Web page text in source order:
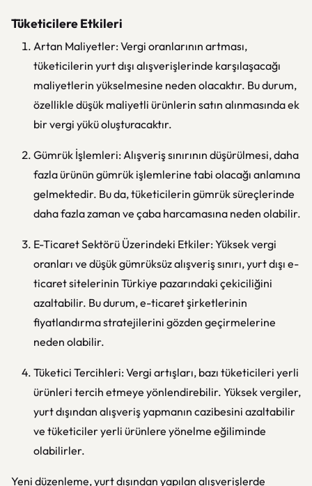
Tüketicilere Etkileri
Artan Maliyetler: Vergi oranlarının artması,
tüketicilerin yurt dışı alışverişlerinde karşılaşacağı
maliyetlerin yükselmesine neden olacaktır. Bu durum,
özellikle düşük maliyetli ürünlerin satın alınmasında ek
bir vergi yükü oluşturacaktır.
Gümrük İşlemleri: Alışveriş sınırının düşürülmesi, daha
fazla ürünün gümrük işlemlerine tabi olacağı anlamına
gelmektedir. Bu da, tüketicilerin gümrük süreçlerinde
daha fazla zaman ve çaba harcamasına neden olabilir.
E-Ticaret Sektörü Üzerindeki Etkiler: Yüksek vergi
oranları ve düşük gümrüksüz alışveriş sınırı, yurt dışı e-
ticaret sitelerinin Türkiye pazarındaki çekiciliğini
azaltabilir. Bu durum, e-ticaret şirketlerinin
fiyatlandırma stratejilerini gözden geçirmelerine
neden olabilir.
Tüketici Tercihleri: Vergi artışları, bazı tüketicileri yerli
ürünleri tercih etmeye yönlendirebilir. Yüksek vergiler,
yurt dışından alışveriş yapmanın cazibesini azaltabilir
ve tüketiciler yerli ürünlere yönelme eğiliminde
olabilirler.
Yeni düzenleme, yurt dışından yapılan alışverişlerde